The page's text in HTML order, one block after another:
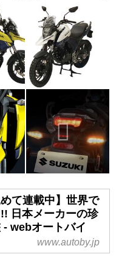
めて連載中】世界で
日本メーカーの珍
- webオートバイ
www.autoby.jp